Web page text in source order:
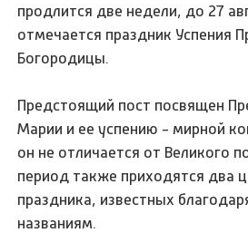
продлится две недели, до 27
отмечается праздник Успения
Богородицы.
Предстоящий пост посвящен
Марии и ее успению - мирной
он не отличается от Великого
период также приходятся два
праздника, известных
названиям.